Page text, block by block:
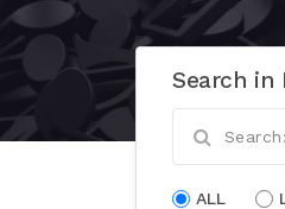
Search in
ALL